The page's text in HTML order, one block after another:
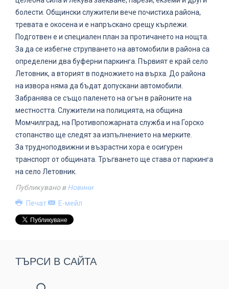
болести. Общински служители вече почистиха района,
тревата е окосена и е напръскано срещу кърлежи.
Подготвен е и специален план за протичането на нощта.
За да се избегне струпването на автомобили в района са
определени два буферни паркинга. Първият е край село
Летовник, а вторият в подножието на върха. До района
на извора няма да бъдат допускани автомобили.
Забранява се също паленето на огън в районите на
местността. Служители на полицията, на община
Момчилград, на Противопожарната служба и на Горско
стопанство ще следят за изпълнението на мерките.
За трудноподвижни и възрастни хора е осигурен
транспорт от общината. Тръгването ще става от паркинга
на село Летовник.
Публикувано вНовини
Печат
Е-мейл
ТЪРСИ В САЙТА